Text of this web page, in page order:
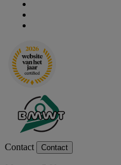
Contact Contact